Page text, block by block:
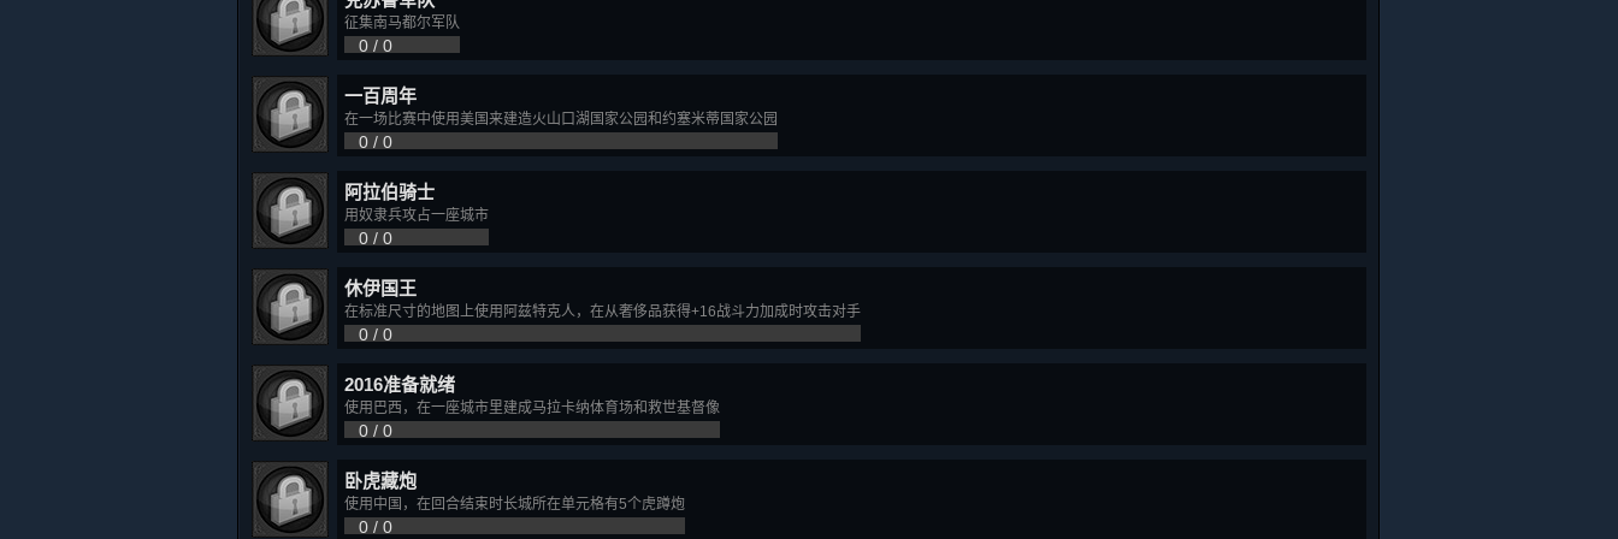
征集南马都尔军队
0 / 0
一百周年
在一场比赛中使用美国来建造火山口湖国家公园和约塞米蒂国家公园
0 / 0
阿拉伯骑士
用奴隶兵攻占一座城市
0 / 0
休伊国王
在标准尺寸的地图上使用阿兹特克人，在从奢侈品获得+16战斗力加成时攻击对手
0 / 0
2016准备就绪
使用巴西，在一座城市里建成马拉卡纳体育场和救世基督像
0 / 0
卧虎藏炮
使用中国，在回合结束时长城所在单元格有5个虎蹲炮
0 / 0